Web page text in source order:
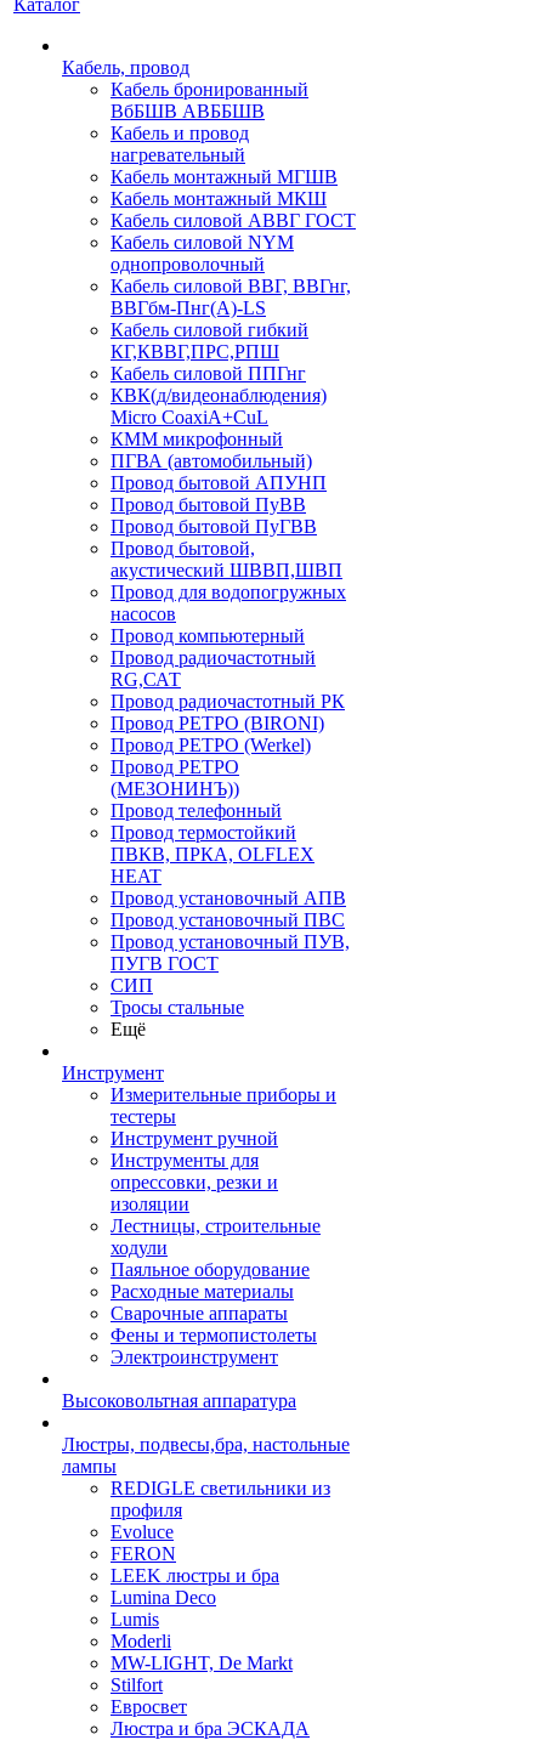
Каталог
Кабель, провод
Кабель бронированный
ВбБШВ АВББШВ
Кабель и провод
нагревательный
Кабель монтажный МГШВ
Кабель монтажный МКШ
Кабель силовой АВВГ ГОСТ
Кабель силовой NYM
однопроволочный
Кабель силовой ВВГ, ВВГнг,
ВВГбм-Пнг(А)-LS
Кабель силовой гибкий
КГ,КВВГ,ПРС,РПШ
Кабель силовой ППГнг
КВК(д/видеонаблюдения)
Micro CoaxiA+CuL
КММ микрофонный
ПГВА (автомобильный)
Провод бытовой АПУНП
Провод бытовой ПуВВ
Провод бытовой ПуГВВ
Провод бытовой,
акустический ШВВП,ШВП
Провод для водопогружных
насосов
Провод компьютерный
Провод радиочастотный
RG,САТ
Провод радиочастотный РК
Провод РЕТРО (BIRONI)
Провод РЕТРО (Werkel)
Провод РЕТРО
(МЕЗОНИНЪ))
Провод телефонный
Провод термостойкий
ПВКВ, ПРКА, OLFLEX
HEAT
Провод установочный АПВ
Провод установочный ПВС
Провод установочный ПУВ,
ПУГВ ГОСТ
СИП
Тросы стальные
Ещё
Инструмент
Измерительные приборы и
тестеры
Инструмент ручной
Инструменты для
опрессовки, резки и
изоляции
Лестницы, строительные
ходули
Паяльное оборудование
Расходные материалы
Сварочные аппараты
Фены и термопистолеты
Электроинструмент
Высоковольтная аппаратура
Люстры, подвесы,бра, настольные
лампы
REDIGLE светильники из
профиля
Evoluce
FERON
LEEK люстры и бра
Lumina Deco
Lumis
Moderli
MW-LIGHT, De Markt
Stilfort
Евросвет
Люстра и бра ЭСКАДА